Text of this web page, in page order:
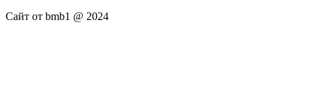
Сайт от bmb1 @ 2024